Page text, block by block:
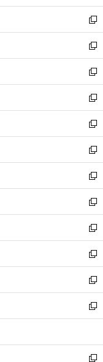
開
く
ウ
で
開
く
ン
ド
ウ
で
開
く
ウ
ィ
ン
ド
ウ
で
開
く
新
し
い
ウ
ィ
ン
ド
ウ
で
開
く
新
し
い
ウ
ィ
ン
ド
ウ
で
開
く
新
し
い
ウ
ィ
ン
ド
ウ
で
開
く
新
し
い
ウ
ィ
ン
ド
ウ
で
開
く
新
し
い
ウ
ィ
ン
ド
ウ
で
開
く
新
し
い
ウ
ィ
ン
ド
ウ
で
開
く
新
し
い
ウ
ィ
ン
ド
ウ
で
開
く
新
し
い
ウ
ィ
ン
ド
ウ
で
開
新
し
い
ウ
ィ
ン
ド
ウ
開
く
新
し
い
ウ
ィ
ン
ウ
で
新
し
い
ウ
ン
ド
新
し
ウ
ィ